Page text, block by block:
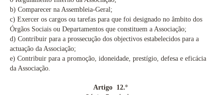
b) Comparecer na Assembleia-Geral;
c) Exercer os cargos ou tarefas para que foi designado no âmbito dos
Órgãos Sociais ou Departamentos que constituem a Associação;
d) Contribuir para a prossecução dos objectivos estabelecidos para a
actuação da Associação;
e) Contribuir para a promoção, idoneidade, prestígio, defesa e eficácia
da Associação.
Artigo 12.º